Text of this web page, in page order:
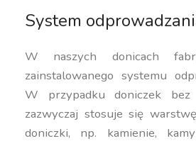
System
W naszych donicach
zainstalowanego systemu
W przypadku doniczek bez
zazwyczaj stosuje się
doniczki, np. kamienie,